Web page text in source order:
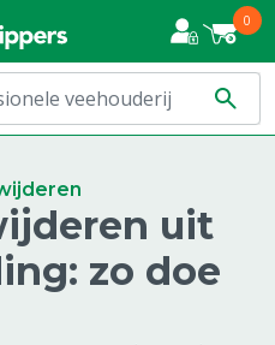
0
uit
zo doe